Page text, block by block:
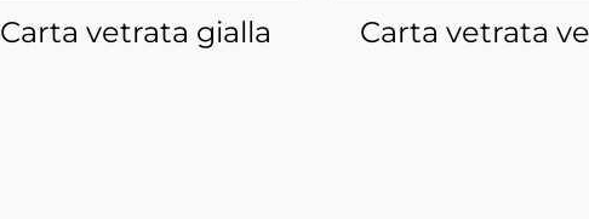
Carta vetrata gialla Carta vetrata